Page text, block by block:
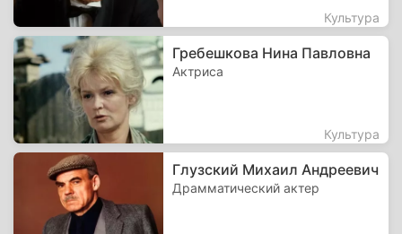
Культура
Гребешкова Нина Павловна
Актриса
Культура
Глузский Михаил Андреевич
Драмматический актер